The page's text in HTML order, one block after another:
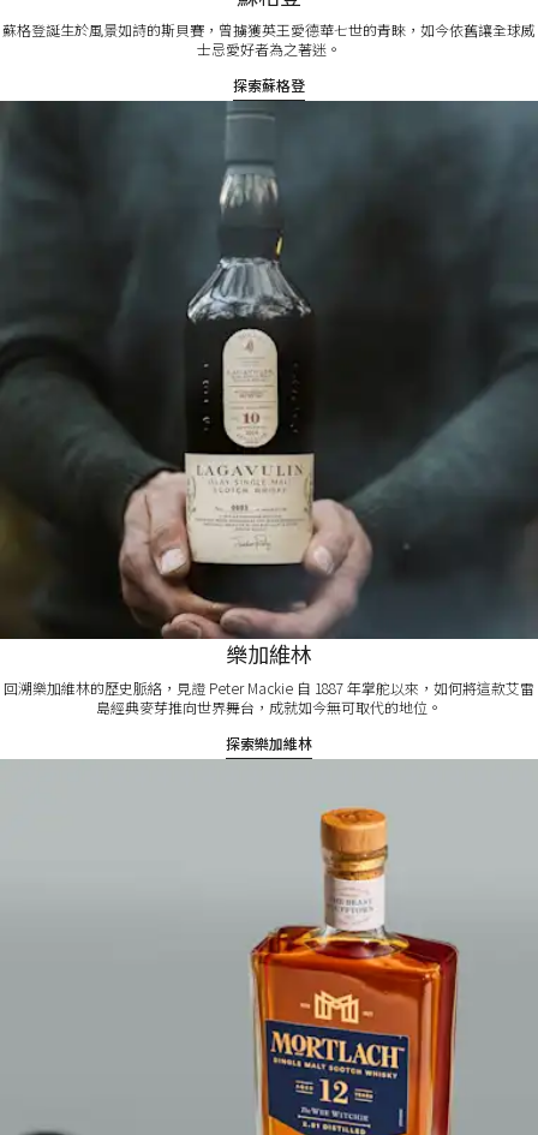
蘇格登誕生於風景如詩的斯貝賽，曾擄獲英王愛德華七世的青睞，如今依舊讓全球威
士忌愛好者為之著迷。
探索蘇格登
樂加維林​
回溯樂加維林的歷史脈絡，見證 Peter Mackie 自 1887 年掌舵以來，如何將這款艾雷
島經典麥芽推向世界舞台，成就如今無可取代的地位。
探索樂加維林